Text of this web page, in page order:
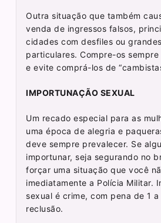
Outra situação que também
venda de ingressos falsos,
cidades com desfiles ou
particulares. Compre-os
e evite comprá-los de
IMPORTUNAÇÃO SEXUAL
Um recado especial para as
uma época de alegria e
deve sempre prevalecer. Se
importunar, seja segurando no
forçar uma situação que você
imediatamente a Polícia Militar.
sexual é crime, com pena de 1
reclusão.